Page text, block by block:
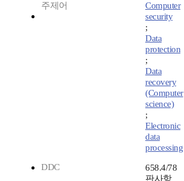
주제어
Computer
security
;
Data
protection
;
Data
recovery
(Computer
science)
;
Electronic
data
processing
DDC
658.4/78
판사항